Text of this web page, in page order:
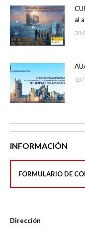
al
20/
INFORMACIÓN
FORMULARIO DE
Dirección